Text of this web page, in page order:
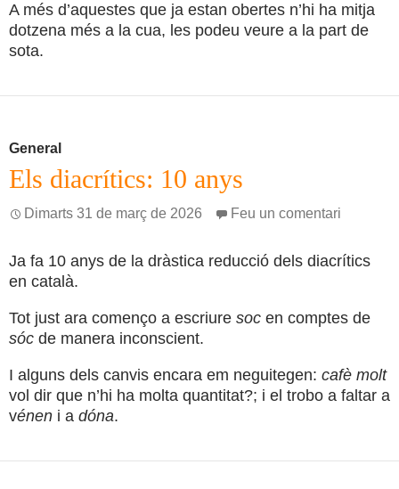
A més d’aquestes que ja estan obertes n’hi ha mitja
dotzena més a la cua, les podeu veure a la part de
sota.
General
Els diacrítics: 10 anys
Dimarts 31 de març de 2026 Feu un comentari
Ja fa 10 anys de la dràstica reducció dels diacrítics
en català.
Tot just ara començo a escriure soc en comptes de
sóc de manera inconscient.
I alguns dels canvis encara em neguitegen: cafè molt
vol dir que n’hi ha molta quantitat?; i el trobo a faltar a
vénen i a dóna.